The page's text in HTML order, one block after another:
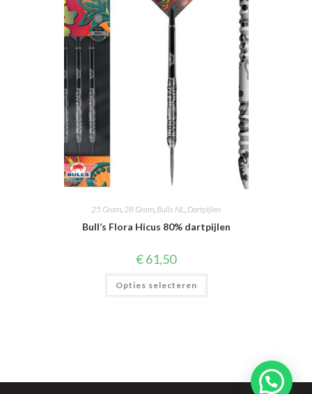
25 Gram 28 Gram Bulls NL Dartpijlen
Bull’s Flora Hicus 80% dartpijlen
€61,50
Opties selecteren
Dit
heeft
de